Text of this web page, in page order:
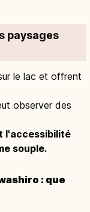
paysages
le lac et offrent
observer des
l'accessibilité
souple.
: que